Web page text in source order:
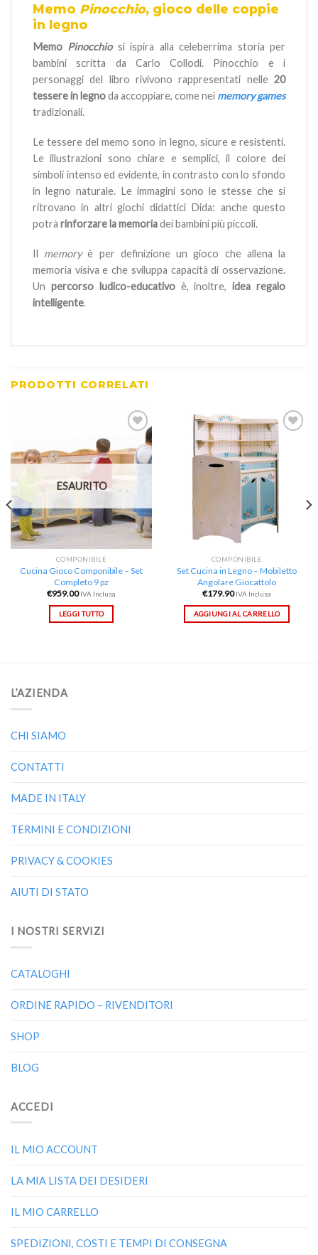
Memo Pinocchio, gioco delle coppie
in legno
Memo Pinocchiosi ispira alla celeberrima storia per
bambini scritta da Carlo Collodi. Pinocchio e i
personaggi del libro rivivono rappresentati nelle 20
tessere in legnoda accoppiare, come nei memory games
tradizionali.
Le tessere del memo sono in legno, sicure e resistenti.
Le illustrazioni sono chiare e semplici, il colore dei
simboli intenso ed evidente, in contrasto con lo sfondo
in legno naturale. Le immagini sono le stesse che si
ritrovano in altri giochi didattici Dida: anche questo
potrà rinforzare la memoriadei bambini più piccoli.
Il memoryè per definizione un gioco che allena la
memoria visiva e che sviluppa capacità di osservazione.
Un percorso ludico-educativoè, inoltre,idea regalo
intelligente.
PRODOTTI CORRELATI
alla lista
dei
ESAURITO
COMPONIBILE
Cucina Gioco Componibile – Set
Completo 9 pz
€959.00 IVA Inclusa
LEGGI TUTTO
Aggiungi
alla lista
desideri
COMPONIBILE
Set Cucina in Legno – Mobiletto
Angolare Giocattolo
€179.90 IVA Inclusa
AGGIUNGI AL CARRELLO
L’AZIENDA
CHI SIAMO
CONTATTI
MADE IN ITALY
TERMINI E CONDIZIONI
PRIVACY & COOKIES
AIUTI DI STATO
I NOSTRI SERVIZI
CATALOGHI
ORDINE RAPIDO – RIVENDITORI
SHOP
BLOG
ACCEDI
IL MIO ACCOUNT
LA MIA LISTA DEI DESIDERI
IL MIO CARRELLO
SPEDIZIONI, COSTI E TEMPI DI CONSEGNA